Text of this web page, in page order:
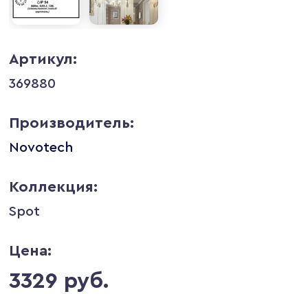
Артикул:
369880
Производитель:
Novotech
Коллекция:
Spot
Цена:
3329 руб.